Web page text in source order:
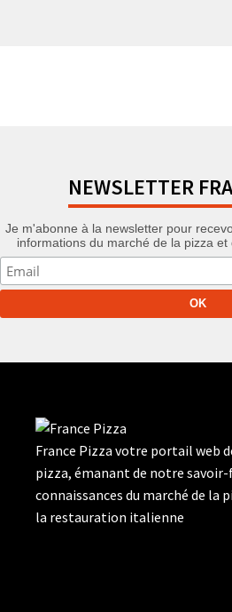
NEWSLETTER
Je m'abonne à la newsletter pour
informations du marché de la pizza
France Pizza votre portail web
pizza, émanant de notre savoir-
connaissances du marché de la
la restauration italienne